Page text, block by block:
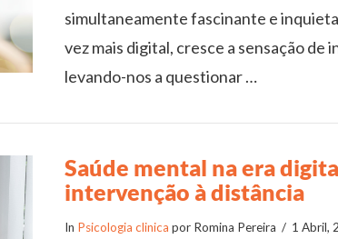
simultaneamente fascinante e
vez mais digital, cresce a sensação de
levando-nos a questionar …
Saúde mental na era
intervenção à distância
In Psicologia clinica por Romina Pereira 1 Abril,